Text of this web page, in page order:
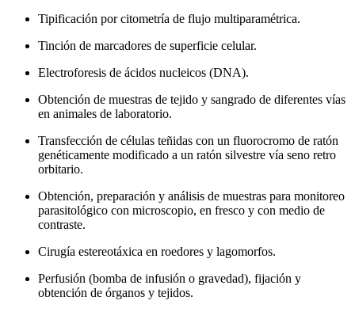
Tipificación por citometría de flujo multiparamétrica.
Tinción de marcadores de superficie celular.
Electroforesis de ácidos nucleicos (DNA).
Obtención de muestras de tejido y sangrado de diferentes vías
en animales de laboratorio.
Transfección de células teñidas con un fluorocromo de ratón
genéticamente modificado a un ratón silvestre vía seno retro
orbitario.
Obtención, preparación y análisis de muestras para monitoreo
parasitológico con microscopio, en fresco y con medio de
contraste.
Cirugía estereotáxica en roedores y lagomorfos.
Perfusión (bomba de infusión o gravedad), fijación y
obtención de órganos y tejidos.